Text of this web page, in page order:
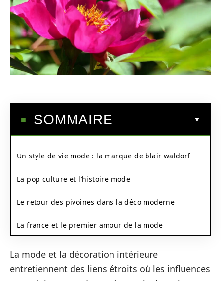
SOMMAIRE
Un style de vie mode : la marque de blair waldorf
La pop culture et l’histoire mode
Le retour des pivoines dans la déco moderne
La france et le premier amour de la mode
La mode et la décoration intérieure
entretiennent des liens étroits où les influences